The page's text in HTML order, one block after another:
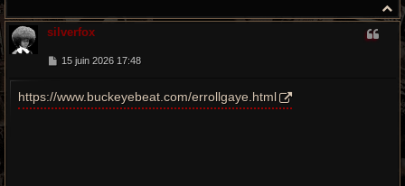
H
a
silverfox
M
s
a
15 juin 2026 17:48
https://www.buckeyebeat.com/errollgaye.html